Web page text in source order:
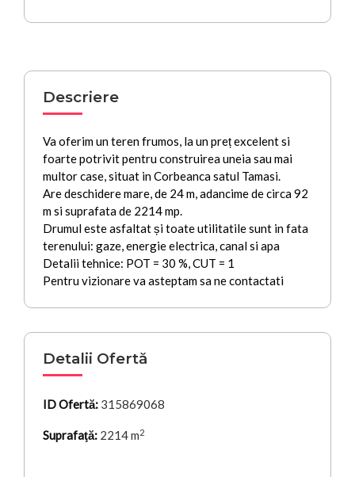
Descriere
Va oferim un teren frumos, la un preț excelent si
foarte potrivit pentru construirea uneia sau mai
multor case, situat in Corbeanca satul Tamasi.
Are deschidere mare, de 24 m, adancime de circa 92
m si suprafata de 2214 mp.
Drumul este asfaltat și toate utilitatile sunt in fata
terenului: gaze, energie electrica, canal si apa
Detalii tehnice: POT = 30 %, CUT = 1
Pentru vizionare va asteptam sa ne contactati
Detalii Ofertă
ID Ofertă: 315869068
Suprafaţă: 2214 m2